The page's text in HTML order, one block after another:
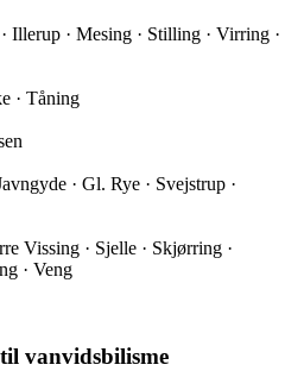
Illerup · Mesing · Stilling · Virring ·
· Tåning
· Gl. Rye · Svejstrup ·
Vissing · Sjelle · Skjørring ·
· Veng
vanvidsbilisme